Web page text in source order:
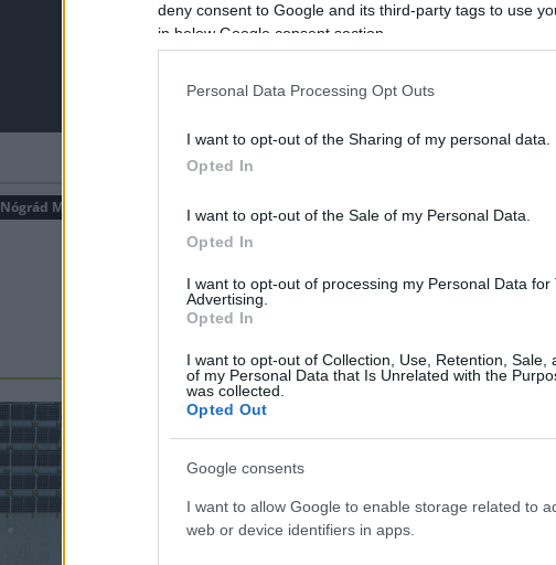
deny consent to Google and its third-party tags to use
in below Google consent section.
Personal Data Processing Opt Outs
I want to opt-out of the Sharing of my personal data.
Opted In
I want to opt-out of the Sale of my Personal Data.
Opted In
I want to opt-out of processing my Personal Data for
Advertising.
Opted In
I want to opt-out of Collection, Use, Retention, Sale,
of my Personal Data that Is Unrelated with the
was collected.
Opted Out
Google consents
I want to allow Google to enable storage related to
web or device identifiers in apps.
Nógrád Megyei Katasztrófavédelmi Igazgatóság lakossági riasztórendszer riasztó